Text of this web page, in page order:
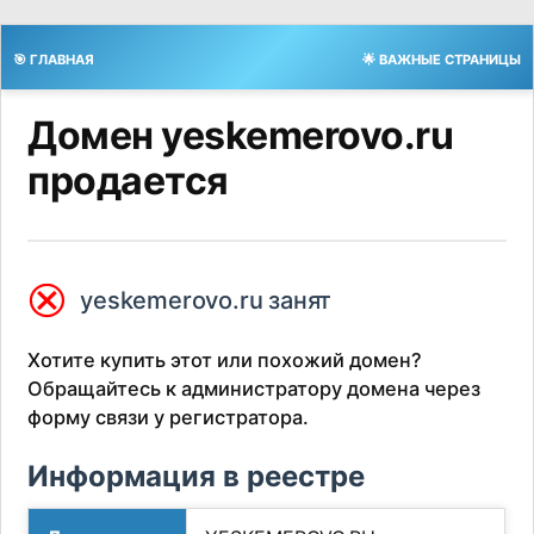
🎯 ГЛАВНАЯ 🌟 ВАЖНЫЕ СТРАНИЦЫ
Домен yeskemerovo.ru
продается
⮿ yeskemerovo.ru занят
Хотите купить этот или похожий домен?
Обращайтесь к администратору домена через
форму связи у регистратора.
Информация в реестре